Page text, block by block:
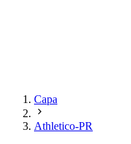
Capa
Athletico-PR